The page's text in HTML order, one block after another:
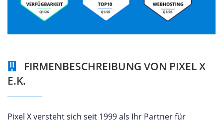
FIRMENBESCHREIBUNG VON PIXEL X
E.K.
Pixel X versteht sich seit 1999 als Ihr Partner für